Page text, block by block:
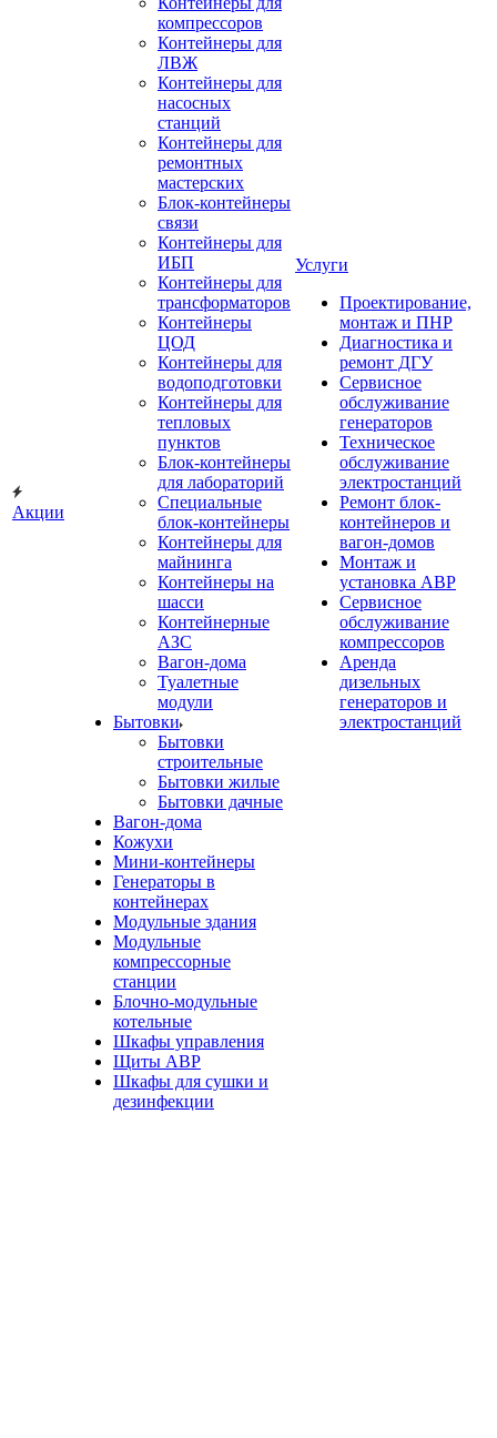
Акции
компрессоров
Контейнеры для
ЛВЖ
Контейнеры для
насосных
станций
Контейнеры для
ремонтных
мастерских
Блок-контейнеры
связи
Контейнеры для
ИБП
Контейнеры для
трансформаторов
Контейнеры
ЦОД
Контейнеры для
водоподготовки
Контейнеры для
тепловых
пунктов
Блок-контейнеры
для лабораторий
Специальные
блок-контейнеры
Контейнеры для
майнинга
Контейнеры на
шасси
Контейнерные
АЗС
Вагон-дома
Туалетные
модули
Бытовки
Бытовки
строительные
Бытовки жилые
Бытовки дачные
Вагон-дома
Кожухи
Мини-контейнеры
Генераторы в
контейнерах
Модульные здания
Модульные
компрессорные
станции
Блочно-модульные
котельные
Шкафы управления
Щиты АВР
Шкафы для сушки и
дезинфекции
Услуги
Проектирование,
монтаж и ПНР
Диагностика и
ремонт ДГУ
Сервисное
обслуживание
генераторов
Техническое
обслуживание
электростанций
Ремонт блок-
контейнеров и
вагон-домов
Монтаж и
установка АВР
Сервисное
обслуживание
компрессоров
Аренда
дизельных
генераторов и
электростанций